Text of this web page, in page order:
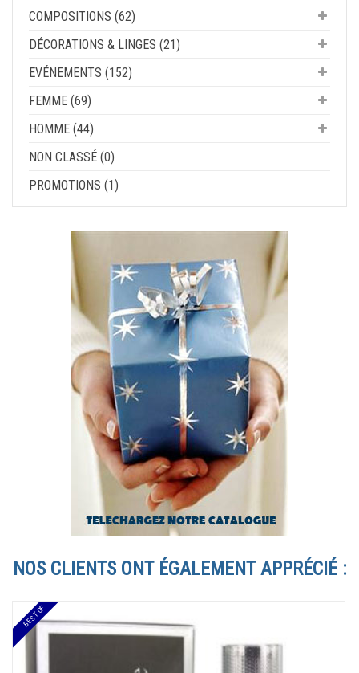
COMPOSITIONS (62)
DÉCORATIONS & LINGES (21)
EVÉNEMENTS (152)
FEMME (69)
HOMME (44)
NON CLASSÉ (0)
PROMOTIONS (1)
NOS CLIENTS ONT ÉGALEMENT APPRÉCIÉ :
BEST OF